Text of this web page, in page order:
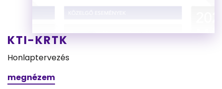
KTI-KRTK
Honlaptervezés
megnézem